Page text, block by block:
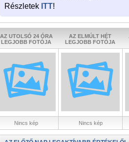
Részletek ITT!
AZ UTOLSÓ 24 ÓRA
LEGJOBB FOTÓJA
AZ ELMÚLT HÉT
LEGJOBB FOTÓJA
Nincs kép Nincs kép